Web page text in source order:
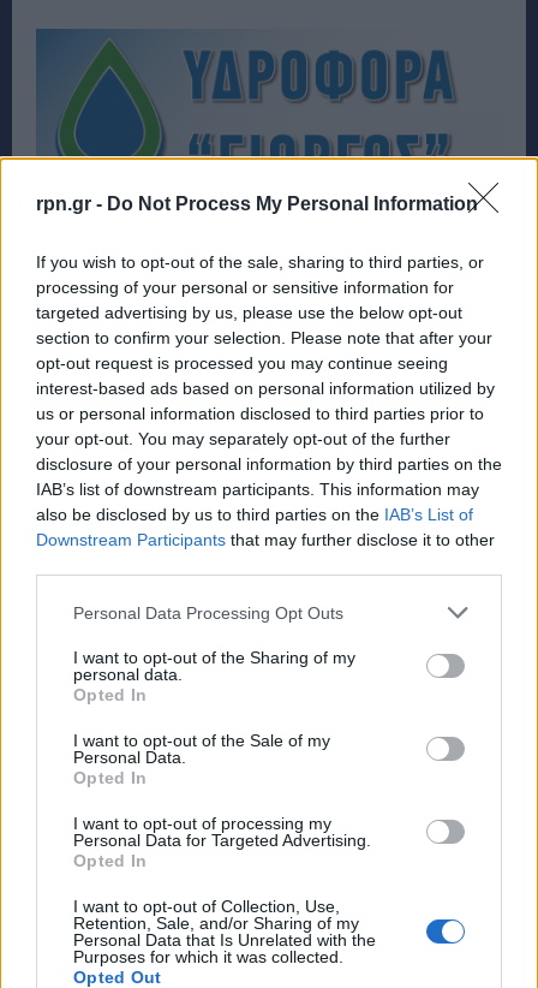
rpn.gr - Do Not Process My Personal Information
If you wish to opt-out of the sale, sharing to third parties, or
processing of your personal or sensitive information for
targeted advertising by us, please use the below opt-out
section to confirm your selection. Please note that after your
opt-out request is processed you may continue seeing
interest-based ads based on personal information utilized by
us or personal information disclosed to third parties prior to
your opt-out. You may separately opt-out of the further
disclosure of your personal information by third parties on the
IAB’s list of downstream participants. This information may
also be disclosed by us to third parties on the IAB’s List of
Downstream Participants that may further disclose it to other
Personal Data Processing Opt Outs
I want to opt-out of the Sharing of my
personal data.
Opted In
I want to opt-out of the Sale of my
Personal Data.
Opted In
I want to opt-out of processing my
Personal Data for Targeted Advertising.
Opted In
I want to opt-out of Collection, Use,
Retention, Sale, and/or Sharing of my
Personal Data that Is Unrelated with the
Purposes for which it was collected.
Opted Out